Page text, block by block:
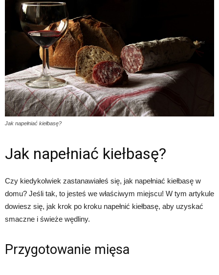
Jak napełniać kiełbasę?
Jak napełniać kiełbasę?
Czy kiedykolwiek zastanawiałeś się, jak napełniać kiełbasę w
domu? Jeśli tak, to jesteś we właściwym miejscu! W tym artykule
dowiesz się, jak krok po kroku napełnić kiełbasę, aby uzyskać
smaczne i świeże wędliny.
Przygotowanie mięsa